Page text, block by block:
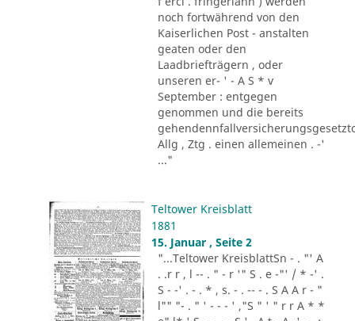
noch fortwährend von den
Kaiserlichen Post - anstalten
geaten oder den
Laadbriefträgern , oder
unseren er- ' - A S * v
September : entgegen
genommen und die bereits
Allg , Ztg . einen allemeinen . -'
..."
Teltower Kreisblatt
1881
15. Januar , Seite 2
"...Teltower KreisblattSn - . "' A
. .r r , l -- . " - r '" S . e -"' / * -' .
S - -' . - . * , s. - . -- - . S A A r - "
l"" "- . " ' - - - ' ,"S " ' " r r A * *